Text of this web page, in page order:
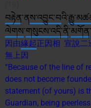
བརྟེན་ནས་འབྱུང་བའི་རྒྱུ་
ལེགས་གསུངས་འདི་ནི་མགོན་
因由緣起正因相 宣說二
無上因
“Because of the line of
does not become
statement (of yours) is
Guardian, being